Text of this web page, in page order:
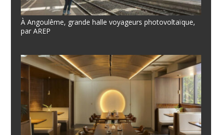
À Angoulême, grande halle voyageurs photovoltaïque,
par AREP